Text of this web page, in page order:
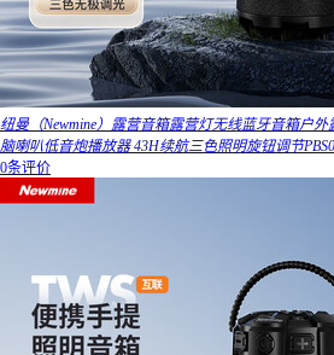
纽曼（Newmine）露营音箱露营灯无线蓝牙音箱户
脑喇叭低音炮播放器 43H续航三色照明旋钮调节
0条评价